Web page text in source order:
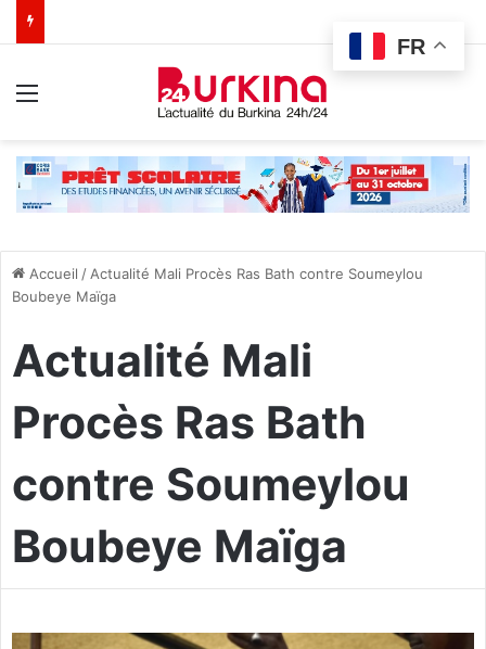
Accueil / Actualité Mali Procès Ras Bath contre Soumeylou
Boubeye Maïga
Actualité Mali
Procès Ras Bath
contre Soumeylou
Boubeye Maïga
FR